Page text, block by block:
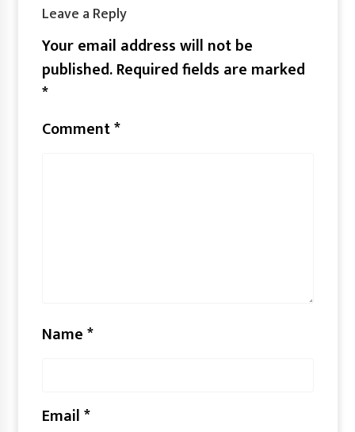
Leave a Reply
Your email address will not be
published.Required fields are marked
*
Comment*
Name*
Email*